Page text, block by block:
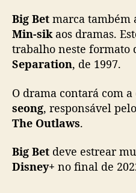
Big Bet marca também
Min-sikaos dramas.
trabalho neste formato
Separation, de 1997.
O drama contará com
seong, responsável
The Outlaws.
Big Bet deve estrear
Disney+ no final de